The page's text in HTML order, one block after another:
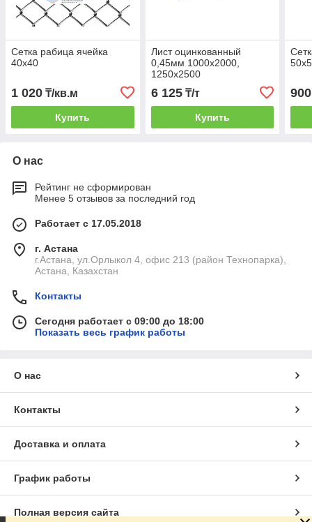
Сетка рабица ячейка
40х40
1 020 ₸/кв.м
Купить
Лист оцинкованный
0,45мм 1000х2000,
1250х2500
6 125₸/т
Купить
900
О нас
Рейтинг не сформирован
Менее 5 отзывов за последний год
Работает с 17.05.2018
г. Астана
г.Астана, ул.Орлыкол 4, офис 213 (район Технопарка),
Астана, Казахстан
Контакты
Сегодня работает с 09:00 до 18:00
Показать весь график работы
О нас
Контакты
Доставка и оплата
График работы
Полная версия сайта